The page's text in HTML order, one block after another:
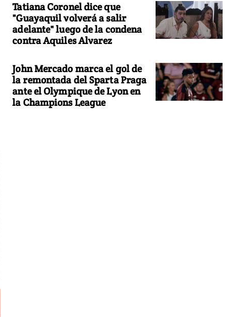
Tatiana Coronel dice que
"Guayaquil volverá a salir
adelante" luego de la condena
contra Aquiles Alvarez
John Mercado marca el gol de
la remontada del Sparta Praga
ante el Olympique de Lyon en
la Champions League